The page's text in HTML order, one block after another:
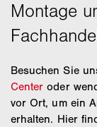
Besuchen Sie
Center oder
vor Ort, um ein
erhalten. Hier